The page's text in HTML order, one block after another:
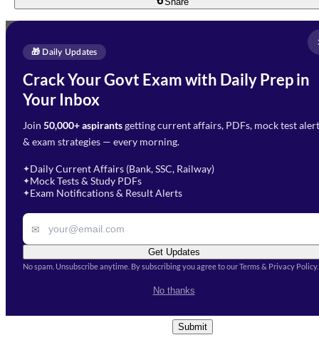
🎁 Daily Updates
Crack Your Govt Exam with Daily Prep in
Your Inbox
Join 50,000+ aspirantsgetting current affairs, PDFs, mock test
& exam strategies — every morning.
✦Daily Current Affairs (Bank, SSC, Railway)
✦Mock Tests & Study PDFs
✦Exam Notifications & Result Alerts
✉
Get Updates
No spam. Unsubscribe anytime. By subscribing you agree to our Terms & Privacy Policy.
No thanks
Enquire Now
Need Help with Your
Preparation?
Fill out the form and our team
will get in touch with you
Select Branch*
Select Course
Remark
Conditions
Submit